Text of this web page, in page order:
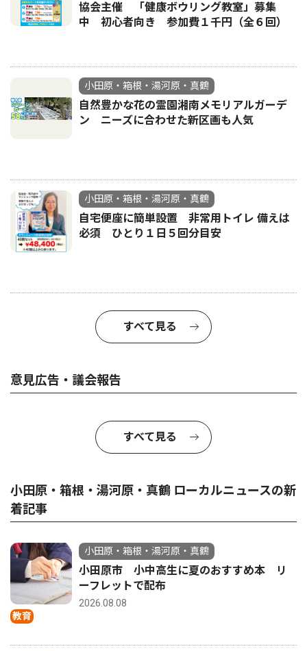
協会主催 「健康ボウリング教室」募集
中 初心者向き 参加費１千円（全６回）
小田原・箱根・湯河原・真鶴
自然豊かな花の霊園湘南メモリアルガーデ
ン ニーズに合わせた新区画も人気
小田原・箱根・湯河原・真鶴
自宅便座に簡単設置 非常用トイレ 備えは
必須 ひとり１日５回分目安
すべて見る
意見広告・議会報告
すべて見る
小田原・箱根・湯河原・真鶴 ローカルニュースの新
着記事
教育
小田原・箱根・湯河原・真鶴
小田原市 小中高生に夏のおすすめ本 リ
ーフレットで配布
2026.08.08